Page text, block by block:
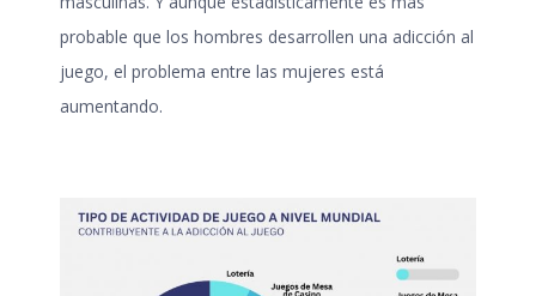
probable que los hombres desarrollen una adicción al
juego, el problema entre las mujeres está
aumentando.